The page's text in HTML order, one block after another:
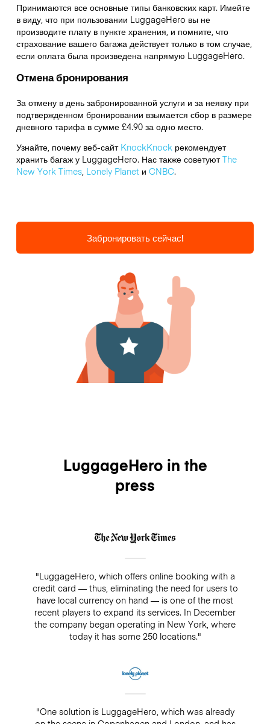
Принимаются все основные типы банковских карт. Имейте
в виду, что при пользовании LuggageHero вы не
производите плату в пункте хранения, и помните, что
страхование вашего багажа действует только в том случае,
если оплата была произведена напрямую LuggageHero.
Отмена бронирования
За отмену в день забронированной услуги и за неявку при
подтвержденном бронировании взымается сбор в размере
дневного тарифа в сумме £4.90 за одно место.
Узнайте, почему веб-сайт KnockKnockрекомендует
хранить багаж у LuggageHero. Нас также советуютThe
New York Times, Lonely Planetи CNBC.
Забронировать сейчас!
LuggageHero in the
press
"LuggageHero, which offers online booking with a
credit card — thus, eliminating the need for users to
have local currency on hand — is one of the most
recent players to expand its services. In December
the company began operating in New York, where
today it has some 250 locations."
"One solution is LuggageHero, which was already